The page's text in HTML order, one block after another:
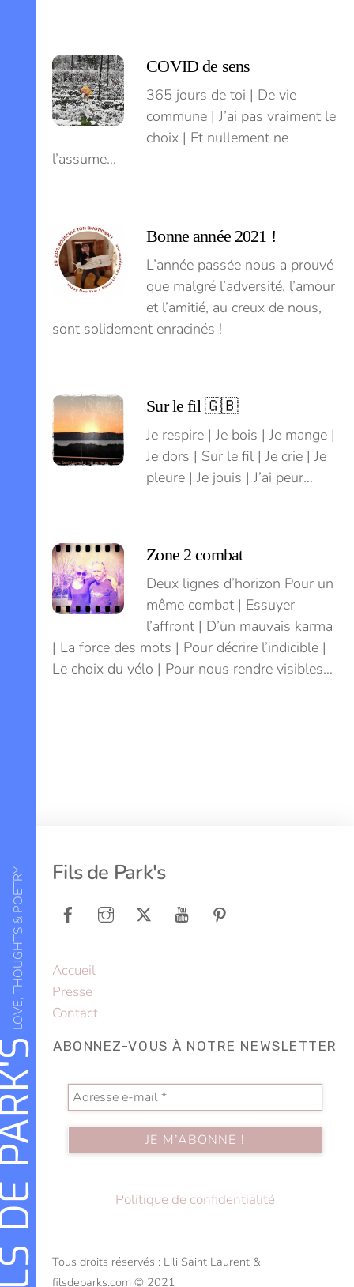
LOVE, THOUGHTS & POETRY
COVID de sens
365 jours de toi | De vie
commune | J’ai pas vraiment le
choix | Et nullement ne
l’assume…
Bonne année 2021 !
L’année passée nous a prouvé
que malgré l’adversité, l’amour
et l’amitié, au creux de nous,
sont solidement enracinés !
Sur le fil 🇬🇧
Je respire | Je bois | Je mange |
Je dors | Sur le fil | Je crie | Je
pleure | Je jouis | J’ai peur…
Zone 2 combat
Deux lignes d’horizon Pour un
même combat | Essuyer
l’affront | D’un mauvais karma
| La force des mots | Pour décrire l’indicible |
Le choix du vélo | Pour nous rendre visibles…
Top
Fils de Park's
Accueil
Presse
Contact
ABONNEZ-VOUS À NOTRE NEWSLETTER
Politique de confidentialité
Tous droits réservés : Lili Saint Laurent &
filsdeparks.com © 2021